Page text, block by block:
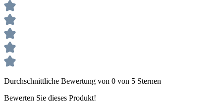
Durchschnittliche Bewertung von 0 von 5 Sternen
Bewerten Sie dieses Produkt!